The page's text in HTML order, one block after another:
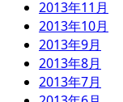
2013年11月
2013年10月
2013年9月
2013年8月
2013年7月